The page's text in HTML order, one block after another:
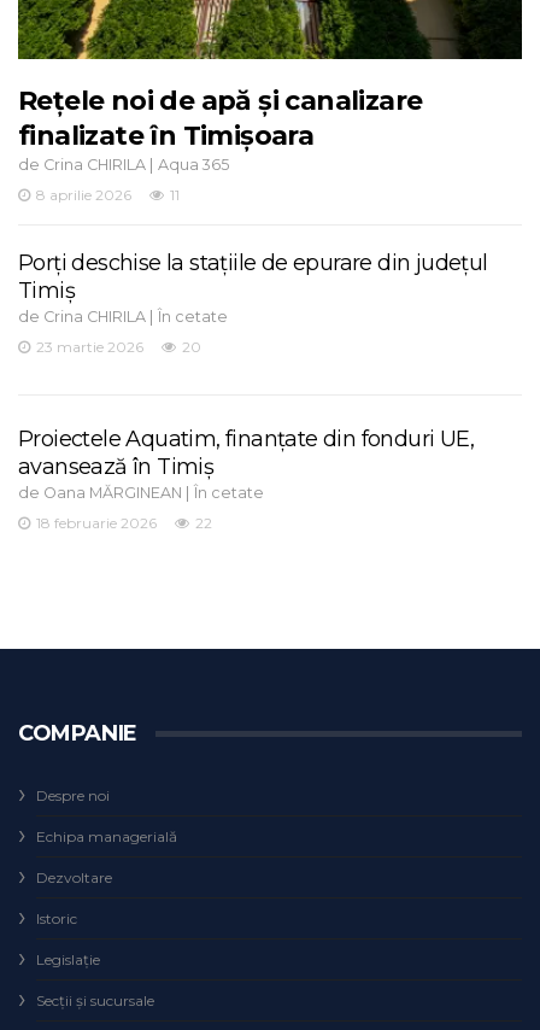
Rețele noi de apă și canalizare
finalizate în Timișoara
de Crina CHIRILA | Aqua 365
8 aprilie 2026
11
Porți deschise la stațiile de epurare din județul
Timiș
de Crina CHIRILA | În cetate
23 martie 2026
20
Proiectele Aquatim, finanțate din fonduri UE,
avansează în Timiș
de Oana MĂRGINEAN | În cetate
18 februarie 2026
22
COMPANIE
Despre noi
Echipa managerială
Dezvoltare
Istoric
Legislaţie
Secţii şi sucursale